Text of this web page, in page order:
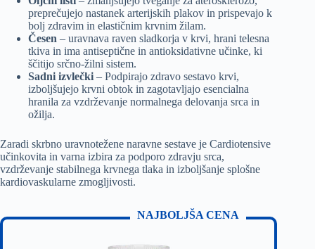
preprečujejo nastanek arterijskih plakov in prispevajo k
bolj zdravim in elastičnim krvnim žilam.
Česen – uravnava raven sladkorja v krvi, hrani telesna
tkiva in ima antiseptične in antioksidativne učinke, ki
ščitijo srčno-žilni sistem.
Sadni izvlečki – Podpirajo zdravo sestavo krvi,
izboljšujejo krvni obtok in zagotavljajo esencialna
hranila za vzdrževanje normalnega delovanja srca in
ožilja.
Zaradi skrbno uravnotežene naravne sestave je Cardiotensive
učinkovita in varna izbira za podporo zdravju srca,
vzdrževanje stabilnega krvnega tlaka in izboljšanje splošne
kardiovaskularne zmogljivosti.
NAJBOLJŠA CENA